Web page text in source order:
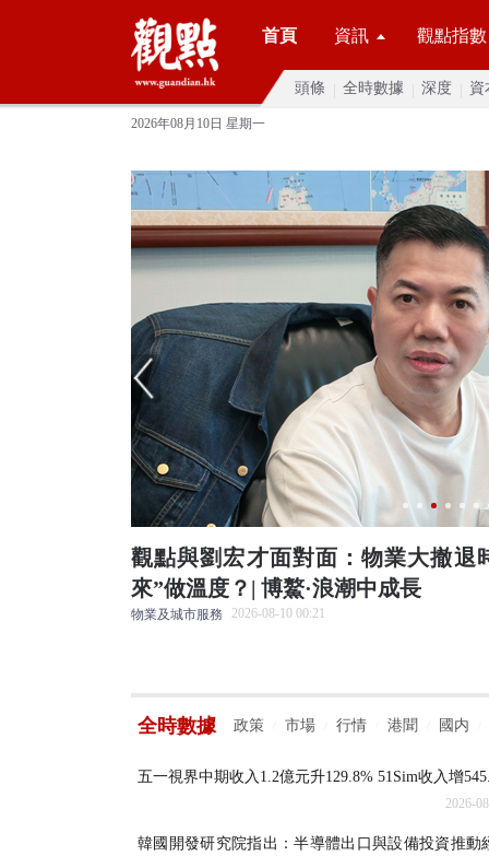
首頁 資訊 觀點指數
頭條 全時數據 深度 資
2026年08月10日 星期一
觀點與劉宏才面對面：物業大撤退
來”做溫度？| 博鰲·浪潮中成長
物業及城市服務 2026-08-10 00:21
全時數據 政策 市場 行情 港聞 國内
五一視界中期收入1.2億元升129.8% 51Sim收入增
2026-
韓國開發研究院指出：半導體出口與設備投資推動